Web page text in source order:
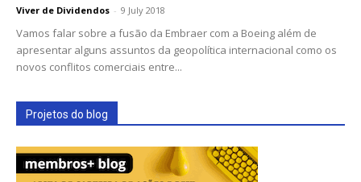
Viver de Dividendos - 9 July 2018
Vamos falar sobre a fusão da Embraer com a Boeing além de
apresentar alguns assuntos da geopolítica internacional como os
novos conflitos comerciais entre...
Projetos do blog